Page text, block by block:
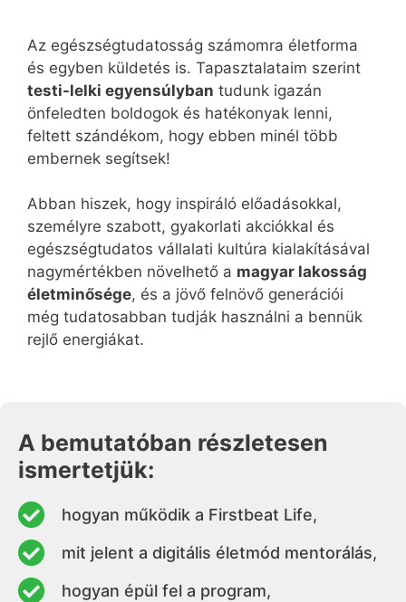
Az egészségtudatosság számomra életforma
és egyben küldetés is. Tapasztalataim szerint
testi-lelki egyensúlyban tudunk igazán
önfeledten boldogok és hatékonyak lenni,
feltett szándékom, hogy ebben minél több
embernek segítsek!
Abban hiszek, hogy inspiráló előadásokkal,
személyre szabott, gyakorlati akciókkal és
egészségtudatos vállalati kultúra kialakításával
nagymértékben növelhető a magyar lakosság
életminősége, és a jövő felnövő generációi
még tudatosabban tudják használni a bennük
rejlő energiákat.
A bemutatóban részletesen
ismertetjük:
hogyan működik a Firstbeat Life,
mit jelent a digitális életmód mentorálás,
hogyan épül fel a program,